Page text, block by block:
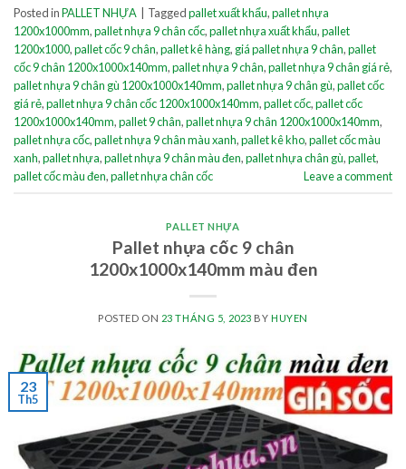
Posted inPALLET NHỰA Taggedpallet xuất khẩu,pallet nhựa
1200x1000mm,pallet nhựa 9 chân cốc,pallet nhựa xuất khẩu,pallet
1200x1000,pallet cốc 9 chân,pallet kê hàng, giá pallet nhựa 9 chân,pallet
cốc 9 chân 1200x1000x140mm,pallet nhựa 9 chân,pallet nhựa 9 chân giá rẻ,
pallet nhựa 9 chân gù 1200x1000x140mm,pallet nhựa 9 chân gù,pallet cốc
giá rẻ,pallet nhựa 9 chân cốc 1200x1000x140mm,pallet cốc,pallet cốc
1200x1000x140mm,pallet 9 chân,pallet nhựa 9 chân 1200x1000x140mm,
pallet nhựa cốc,pallet nhựa 9 chân màu xanh,pallet kê kho,pallet cốc màu
xanh,pallet nhựa,pallet nhựa 9 chân màu đen,pallet nhựa chân gù,pallet,
pallet cốc màu đen,pallet nhựa chân cốc Leave a comment
PALLET NHỰA
Pallet nhựa cốc 9 chân
1200x1000x140mm màu đen
POSTED ON 23 THÁNG 5, 2023 BY HUYEN
23
Th5